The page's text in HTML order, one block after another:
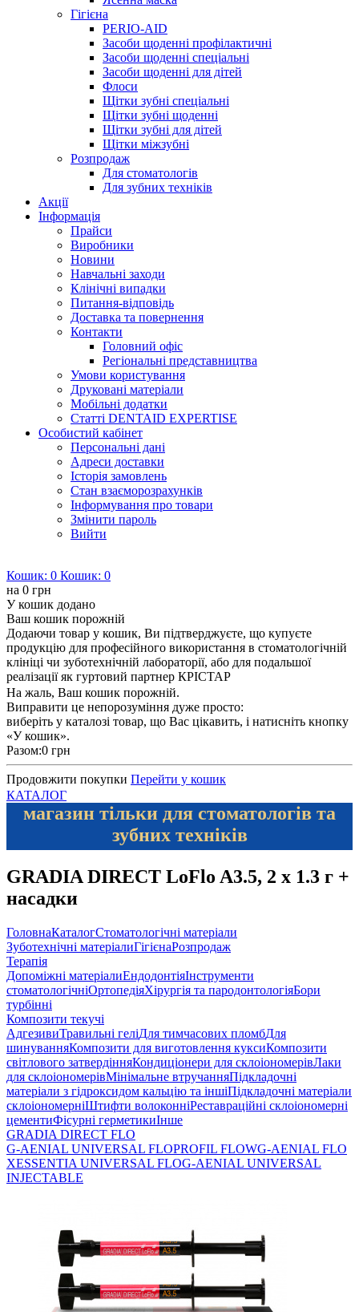
Гігієна
PERIO-AID
Засоби щоденні профілактичні
Засоби щоденні спеціальні
Засоби щоденні для дітей
Флоси
Щітки зубні спеціальні
Щітки зубні щоденні
Щітки зубні для дітей
Щітки міжзубні
Розпродаж
Для стоматологів
Для зубних техніків
Акції
Інформація
Прайси
Виробники
Новини
Навчальні заходи
Клінічні випадки
Питання-відповідь
Доставка та повернення
Контакти
Головний офіс
Регіональні представництва
Умови користування
Друковані матеріали
Мобільні додатки
Статті DENTAID EXPERTISE
Особистий кабінет
Персональні дані
Адреси доставки
Історія замовлень
Стан взаєморозрахунків
Інформування про товари
Змінити пароль
Вийти
Кошик: 0 Кошик: 0
на 0 грн
У кошик додано
Ваш кошик порожній
Додаючи товар у кошик, Ви підтверджуєте, що купуєте
продукцію для професійного використання в стоматологічній
клініці чи зуботехнічній лабораторії, або для подальшої
реалізації як гуртовий партнер КРІСТАР
На жаль, Ваш кошик порожній.
Виправити це непорозуміння дуже просто:
виберіть у каталозі товар, що Вас цікавить, і натисніть кнопку
«У кошик».
Разом:0 грн
Продовжити покупки Перейти у кошик
КАТАЛОГ
магазин тільки для стоматологів та
зубних техніків
GRADIA DIRECT LoFlo A3.5, 2 x 1.3 г +
насадки
ГоловнаКаталогСтоматологічні матеріали
Зуботехнічні матеріалиГігієнаРозпродаж
Терапія
Допоміжні матеріалиЕндодонтіяІнструменти
стоматологічніОртопедіяХірургія та пародонтологіяБори
турбінні
Композити текучі
АдгезивиТравильні геліДля тимчасових пломбДля
шинуванняКомпозити для виготовлення куксиКомпозити
світлового затвердінняКондиціонери для склоіономерівЛаки
для склоіономерівМінімальне втручанняПідкладочні
матеріали з гідроксидом кальцію та іншіПідкладочні матеріали
склоіономерніШтифти волоконніРеставраційні склоіономерні
цементиФісурні герметикиІнше
GRADIA DIRECT FLO
G-AENIAL UNIVERSAL FLOPROFIL FLOWG-AENIAL FLO
XESSENTIA UNIVERSAL FLOG-AENIAL UNIVERSAL
INJECTABLE